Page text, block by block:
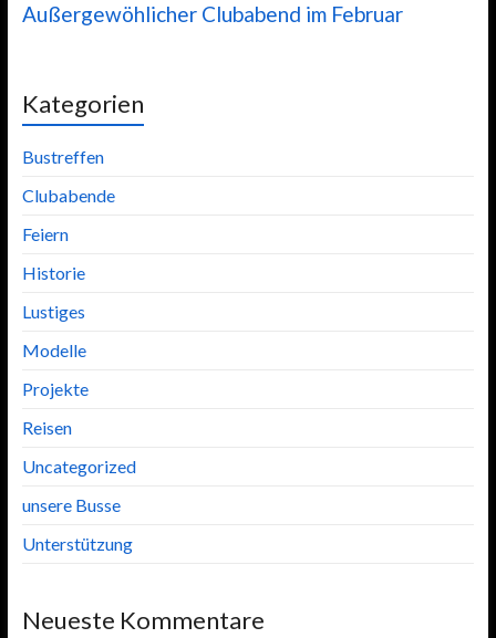
Außergewöhlicher Clubabend im Februar
Kategorien
Bustreffen
Clubabende
Feiern
Historie
Lustiges
Modelle
Projekte
Reisen
Uncategorized
unsere Busse
Unterstützung
Neueste Kommentare